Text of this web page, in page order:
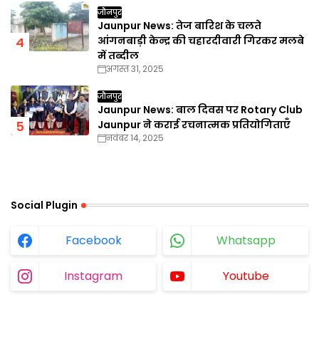
जौनपुर
Jaunpur News: तेज बारिश के चलते
आंगनबाड़ी केन्द्र की चहारदीवारी गिरकर मलबे
में तब्दील
अगस्त 31, 2025
जौनपुर
Jaunpur News: बाल दिवस पर Rotary Club
Jaunpur ने कराई रचनात्मक प्रतियोगिताएँ
नवंबर 14, 2025
Social Plugin
Facebook Whatsapp
Instagram Youtube